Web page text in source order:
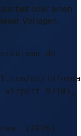
oder einen
Vorlagen.
de
de/
airport-9710),
(2026).